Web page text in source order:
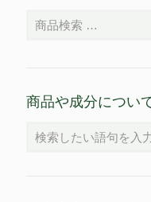
商品や成分につい